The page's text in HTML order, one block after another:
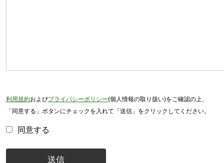
利用規約およびプライバシーポリシー(個人情報の取り扱い)をご確認の上、
「同意する」ボタンにチェックを入れて「送信」をクリックしてください。
同意する